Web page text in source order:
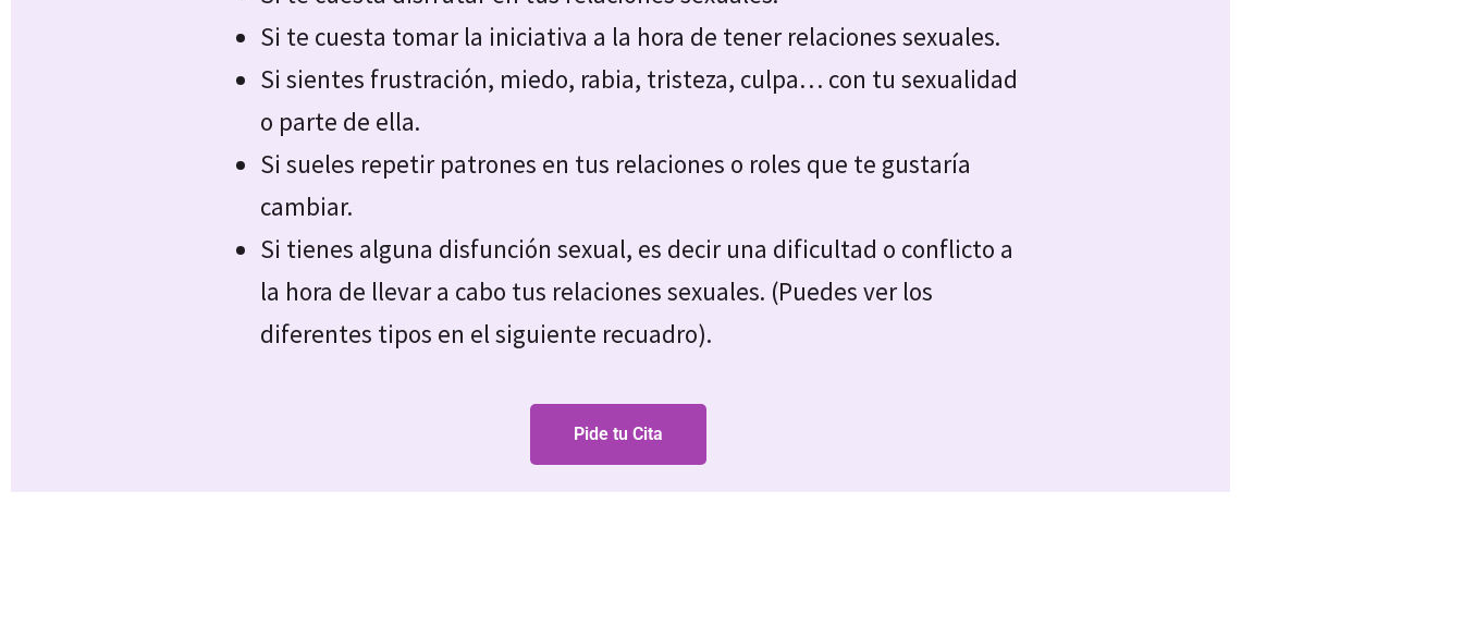
Si te cuesta tomar la iniciativa a la hora de tener relaciones sexuales.
Si sientes frustración, miedo, rabia, tristeza, culpa… con tu sexualidad
o parte de ella.
Si sueles repetir patrones en tus relaciones o roles que te gustaría
cambiar.
Si tienes alguna disfunción sexual, es decir una dificultad o conflicto a
la hora de llevar a cabo tus relaciones sexuales. (Puedes ver los
diferentes tipos en el siguiente recuadro).
Pide tu Cita